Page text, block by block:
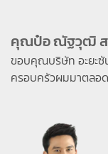
คุณป๋อ ณัฐวุฒิ ส
ขอบคุณบริษัท อะยะซั
ครอบครัวผมมาตลอด